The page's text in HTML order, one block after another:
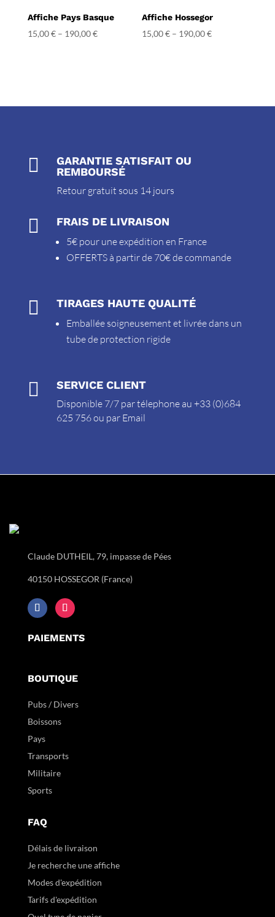
Affiche Pays Basque
15,00€– 190,00€
Affiche Hossegor
15,00€ – 190,00€

GARANTIE SATISFAIT OU
REMBOURSÉ
Retour gratuit sous 14 jours
 FRAIS DE LIVRAISON
5€ pour une expédition en France
OFFERTS à partir de 70€ de commande
 TIRAGES HAUTE QUALITÉ
Emballée soigneusement et livrée dans un
tube de protection rigide
 SERVICE CLIENT
Disponible 7/7 par télephone au +33 (0)684
625 756 ou par Email
Claude DUTHEIL, 79, impasse de Pées
40150 HOSSEGOR (France)
PAIEMENTS
BOUTIQUE
Pubs / Divers
Boissons
Pays
Transports
Militaire
Sports
FAQ
Délais de livraison
Je recherche une affiche
Modes d'expédition
Tarifs d'expédition